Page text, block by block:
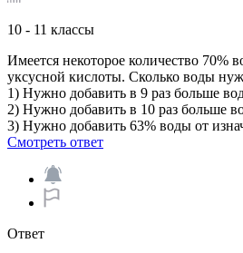
10 - 11 классы
Имеется некоторое количество 70%
уксусной кислоты. Сколько воды
1) Нужно добавить в 9 раз больше
2) Нужно добавить в 10 раз больше
3) Нужно добавить 63% воды от
Смотреть ответ
Ответ